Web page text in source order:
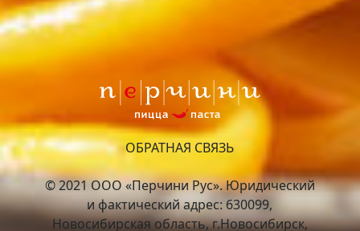
ОБРАТНАЯ СВЯЗЬ
© 2021 ООО «Перчини Рус». Юридический
и фактический адрес: 630099,
Новосибирская область, г.Новосибирск,